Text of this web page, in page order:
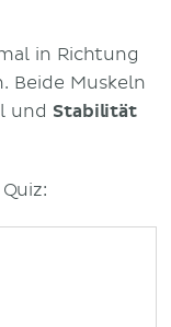
in Richtung
Beide Muskeln
und Stabilität